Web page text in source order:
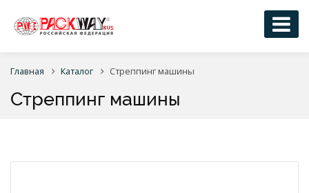
Главная Каталог Стреппинг машины
Стреппинг машины